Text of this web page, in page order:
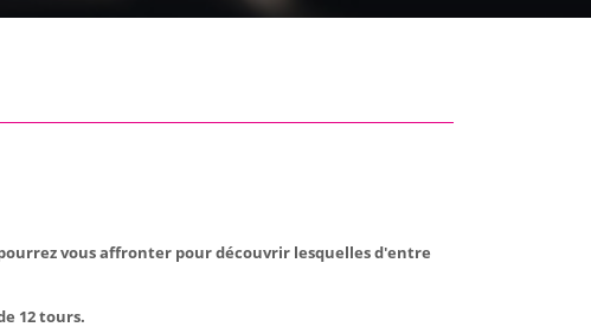
vous affronter pour découvrir lesquelles d'entre
12 tours.